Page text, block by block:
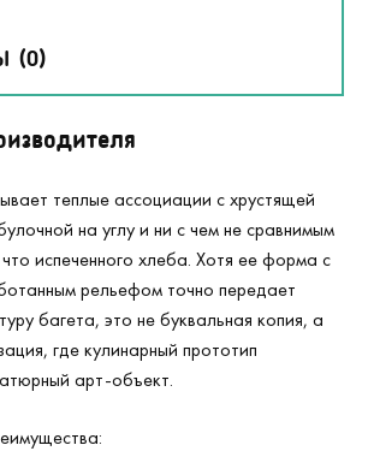
(0)
теплые ассоциации с хрустящей
на углу и ни с чем не сравнимым
испеченного хлеба. Хотя ее форма с
рельефом точно передает
багета, это не буквальная копия, а
где кулинарный прототип
арт-объект.